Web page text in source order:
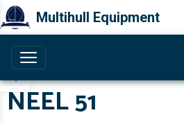
Multihull Equipment
NEEL 51